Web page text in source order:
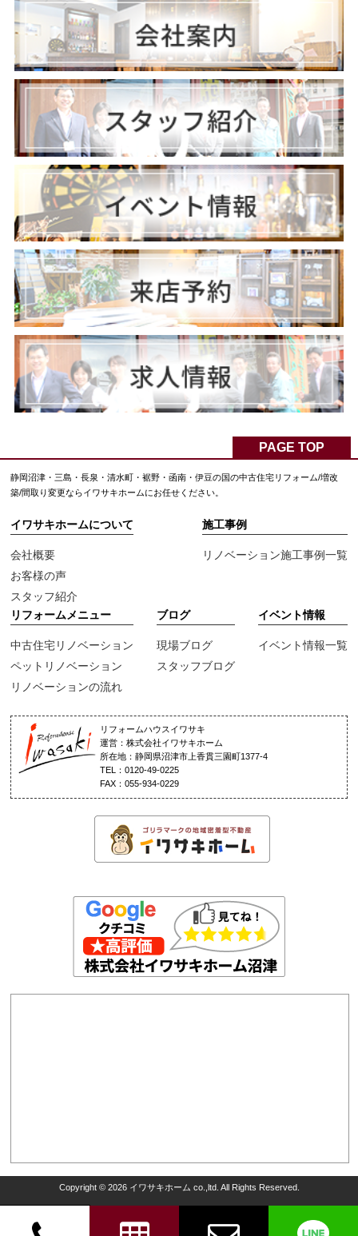
PAGE TOP
静岡沼津・三島・長泉・清水町・裾野・函南・伊豆の国の中古住宅リフォーム/増改
築/間取り変更ならイワサキホームにお任せください。
イワサキホームについて
会社概要
お客様の声
スタッフ紹介
施工事例
リノベーション施工事例一覧
リフォームメニュー
中古住宅リノベーション
ペットリノベーション
リノベーションの流れ
ブログ
現場ブログ
スタッフブログ
イベント情報
イベント情報一覧
リフォームハウスイワサキ
運営：株式会社イワサキホーム
所在地：静岡県沼津市上香貫三園町1377-4
TEL：0120-49-0225
FAX：055-934-0229
Copyright © 2026 イワサキホーム co.,ltd. All Rights Reserved.